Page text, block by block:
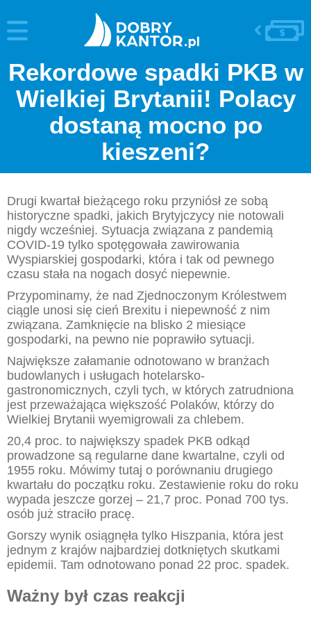
Rekordowe spadki PKB w
Wielkiej Brytanii! Polacy
dostaną mocno po
kieszeni?
Drugi kwartał bieżącego roku przyniósł ze sobą
historyczne spadki, jakich Brytyjczycy nie notowali
nigdy wcześniej. Sytuacja związana z pandemią
COVID-19 tylko spotęgowała zawirowania
Wyspiarskiej gospodarki, która i tak od pewnego
czasu stała na nogach dosyć niepewnie.
Przypominamy, że nad Zjednoczonym Królestwem
ciągle unosi się cień Brexitu i niepewność z nim
związana. Zamknięcie na blisko 2 miesiące
gospodarki, na pewno nie poprawiło sytuacji.
Największe załamanie odnotowano w branżach
budowlanych i usługach hotelarsko-
gastronomicznych, czyli tych, w których zatrudniona
jest przeważająca większość Polaków, którzy do
Wielkiej Brytanii wyemigrowali za chlebem.
20,4 proc. to największy spadek PKB odkąd
prowadzone są regularne dane kwartalne, czyli od
1955 roku. Mówimy tutaj o porównaniu drugiego
kwartału do początku roku. Zestawienie roku do roku
wypada jeszcze gorzej – 21,7 proc. Ponad 700 tys.
osób już straciło pracę.
Gorszy wynik osiągnęła tylko Hiszpania, która jest
jednym z krajów najbardziej dotkniętych skutkami
epidemii. Tam odnotowano ponad 22 proc. spadek.
Ważny był czas reakcji